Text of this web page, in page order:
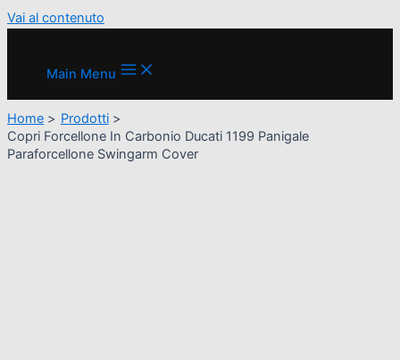
Vai al contenuto
Main Menu
Home
Prodotti
Copri Forcellone In Carbonio Ducati 1199 Panigale
Paraforcellone Swingarm Cover